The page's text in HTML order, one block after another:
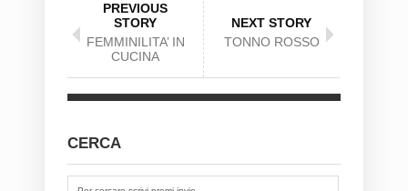
PREVIOUS
STORY
FEMMINILITA’ IN
CUCINA
NEXT STORY
TONNO ROSSO
CERCA